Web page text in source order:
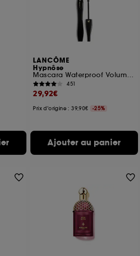
LANCÔME
Hypnôse
Mascara Waterproof Volume Sur Mesure
451
29,92€
Prix d'origine : 39,90€ -25%
Ajouter au panier
refuser tous les cookies, cliques
accepter". Voous pouvez à tout
retirer votrte consentement. Si vous
d'information sur les cookies